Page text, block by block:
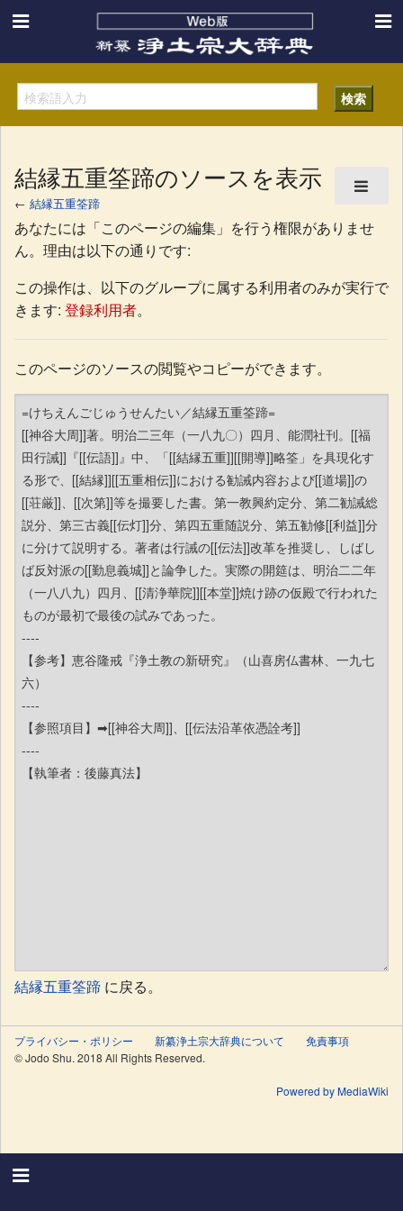
結縁五重筌蹄のソースを表示
← 結縁五重筌蹄
あなたには「このページの編集」を行う権限がありませ
ん。理由は以下の通りです:
この操作は、以下のグループに属する利用者のみが実行で
きます: 登録利用者。
このページのソースの閲覧やコピーができます。
結縁五重筌蹄 に戻る。
プライバシー・ポリシー 新纂浄土宗大辞典について
免責事項
© Jodo Shu. 2018 All Rights Reserved.
Powered by MediaWiki